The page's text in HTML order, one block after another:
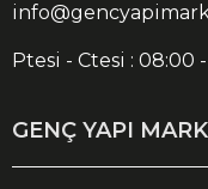
Ptesi - Ctesi : 08:00
GENÇ YAPI